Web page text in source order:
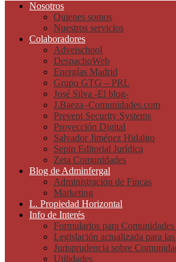
Nosotros
Quienes somos
Nuestros servicios
Colaboradores
Adveischool
DespachoWeb
Energías Madrid
Grupo GTG – PRL
José Silva -El blog-
J.Baeza–Comunidades.com
Prevent Security Systems
Proyección Digital
Salvador Jiménez Hidalgo
Sepin Editorial Jurídica
Zeta Comunidades
Blog de Adminfergal
Administración de Fincas
Marketing
L. Propiedad Horizontal
Info de Interés
Formularios para
Legislación actualizada para
Jurisprudencia sobre
Utilidades